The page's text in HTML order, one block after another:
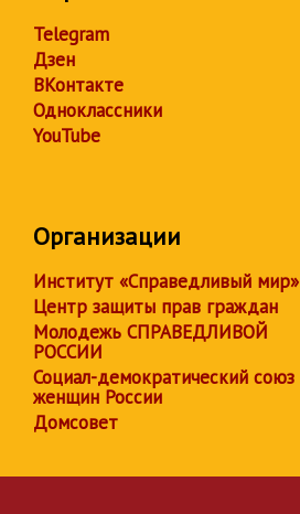
Telegram
Дзен
ВКонтакте
Одноклассники
YouTube
Организации
Институт «Справедливый мир»
Центр защиты прав граждан
Молодежь СПРАВЕДЛИВОЙ
РОССИИ
Социал-демократический союз
женщин России
Домсовет